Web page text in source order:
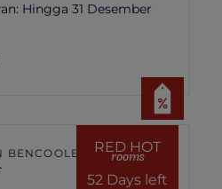
Hingga 31 Desember
RED HOT
rooms
52 Days left